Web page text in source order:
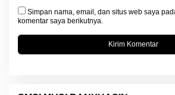
Simpan nama, email, dan situs web saya
komentar saya berikutnya.